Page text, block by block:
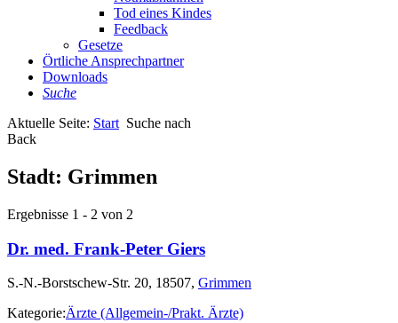
Tod eines Kindes
Feedback
Gesetze
Örtliche Ansprechpartner
Downloads
Suche
Aktuelle Seite: Start Suche nach
Back
Stadt: Grimmen
Ergebnisse 1 - 2 von 2
Dr. med. Frank-Peter Giers
S.-N.-Borstschew-Str. 20, 18507, Grimmen
Kategorie:Ärzte (Allgemein-/Prakt. Ärzte)